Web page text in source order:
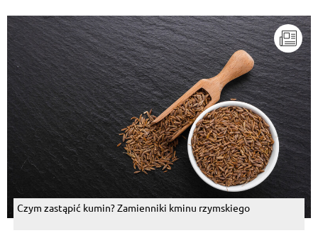
Czym zastąpić kumin? Zamienniki kminu rzymskiego